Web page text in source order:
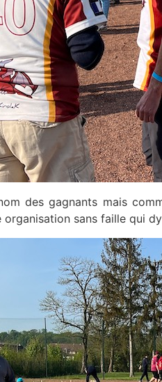
des gagnants mais
sans faille qui